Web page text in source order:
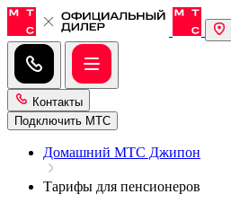
Контакты
Подключить МТС
Домашний МТС Джипон
Тарифы для пенсионеров